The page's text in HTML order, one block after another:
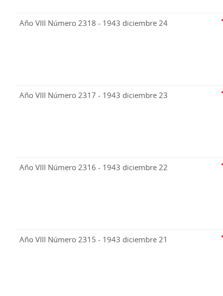
Año VIII Número 2318 - 1943 diciembre 24
Año VIII Número 2317 - 1943 diciembre 23
Año VIII Número 2316 - 1943 diciembre 22
Año VIII Número 2315 - 1943 diciembre 21